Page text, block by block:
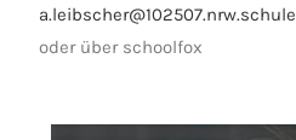
a.leibscher@102507.nrw.schule
oder über schoolfox